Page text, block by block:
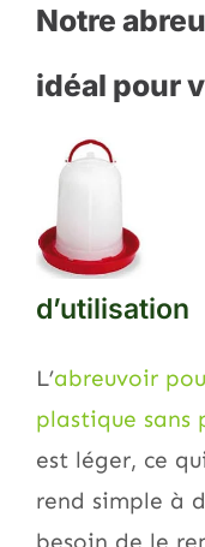
Notre
idéal pour
d’utilisation
L’abreuvoir
plastique sans
est léger, ce
rend simple à